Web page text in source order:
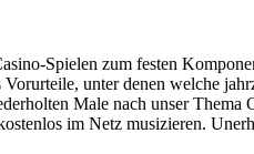
Spielen zum festen
unter denen welche
Male nach unser Thema
im Netz musizieren.